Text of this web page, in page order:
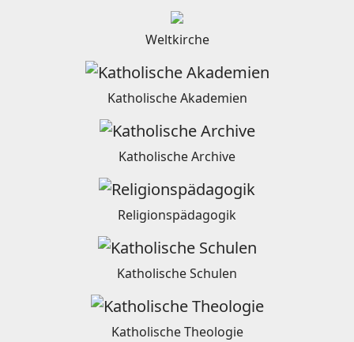
Weltkirche
Katholische Akademien
Katholische Archive
Religionspädagogik
Katholische Schulen
Katholische Theologie